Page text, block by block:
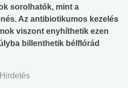
sorolhatók, mint a
Az antibiotikumos kezelés
viszont enyhíthetik ezen
billenthetik bélflórád
Hirdetés